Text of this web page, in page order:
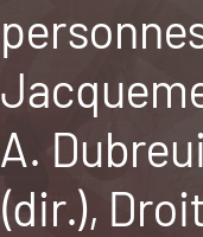
A.
(dir.),